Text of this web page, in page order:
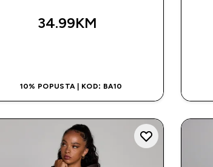
34.99KM‎
10% POPUSTA | KOD: BA10